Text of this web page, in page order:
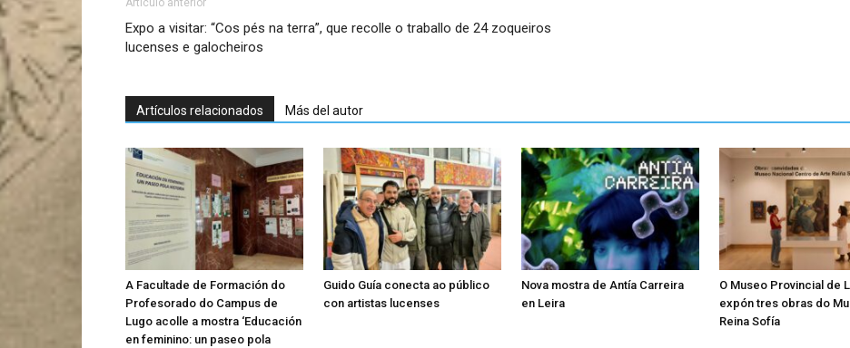
Artículo anterior
Expo a visitar: “Cos pés na terra”, que recolle o traballo de 24 zoqueiros
lucenses e galocheiros
Artículos relacionados Más del autor
A Facultade de Formación do
Profesorado do Campus de
Lugo acolle a mostra ‘Educación
en feminino: un paseo pola
Guido Guía conecta ao público
con artistas lucenses
Nova mostra de Antía Carreira
en Leira
O Museo Provincial de
expón tres obras do
Reina Sofía